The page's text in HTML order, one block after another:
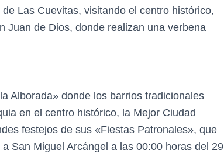
Las Cuevitas, visitando el centro histórico,
Juan de Dios, donde realizan una verbena
Alborada» donde los barrios tradicionales
en el centro histórico, la Mejor Ciudad
festejos de sus «Fiestas Patronales», que
San Miguel Arcángel a las 00:00 horas del 29